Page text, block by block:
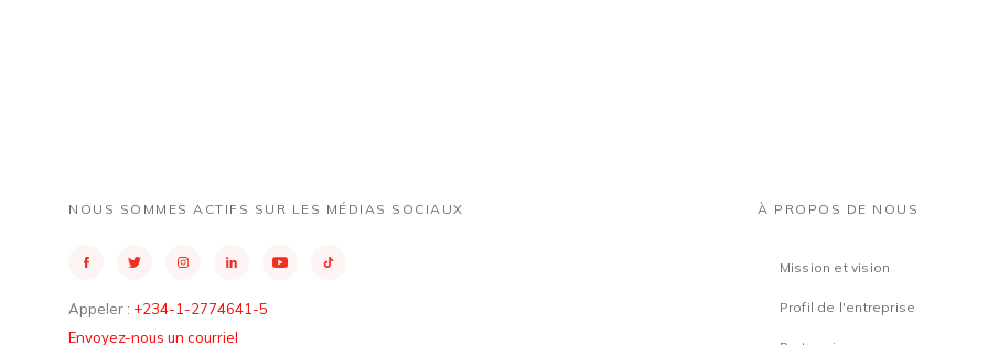
NOUS SOMMES ACTIFS SUR LES MÉDIAS SOCIAUX
Appeler : +234-1-2774641-5
Envoyez-nous un courriel
À PROPOS DE NOUS
Mission et vision
Profil de l'entreprise